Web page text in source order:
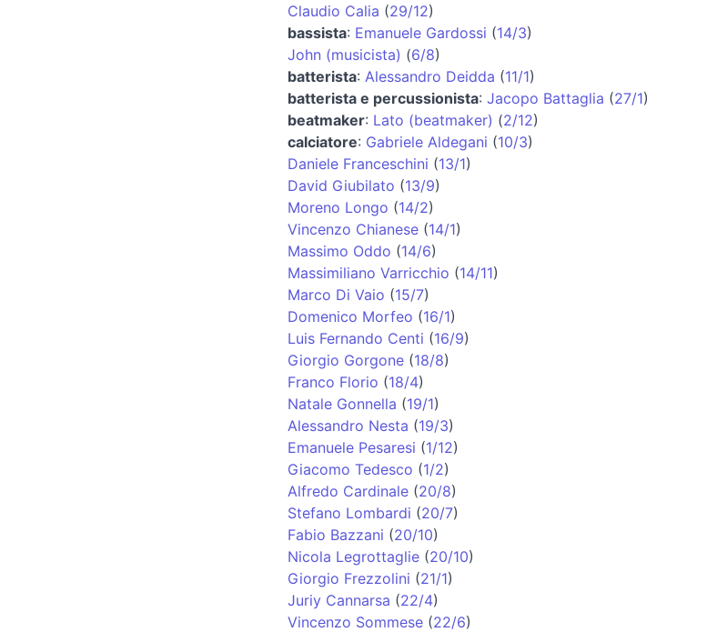
Claudio Calia (29/12)
bassista: Emanuele Gardossi (14/3)
John (musicista) (6/8)
batterista: Alessandro Deidda (11/1)
batterista e percussionista: Jacopo Battaglia (27/1)
beatmaker: Lato (beatmaker) (2/12)
calciatore: Gabriele Aldegani (10/3)
Daniele Franceschini (13/1)
David Giubilato (13/9)
Moreno Longo (14/2)
Vincenzo Chianese(14/1)
Massimo Oddo (14/6)
Massimiliano Varricchio (14/11)
Marco Di Vaio (15/7)
Domenico Morfeo (16/1)
Luis Fernando Centi (16/9)
Giorgio Gorgone(18/8)
Franco Florio (18/4)
Natale Gonnella (19/1)
Alessandro Nesta (19/3)
Emanuele Pesaresi (1/12)
Giacomo Tedesco (1/2)
Alfredo Cardinale(20/8)
Stefano Lombardi (20/7)
Fabio Bazzani (20/10)
Nicola Legrottaglie(20/10)
Giorgio Frezzolini (21/1)
Juriy Cannarsa (22/4)
Vincenzo Sommese(22/6)